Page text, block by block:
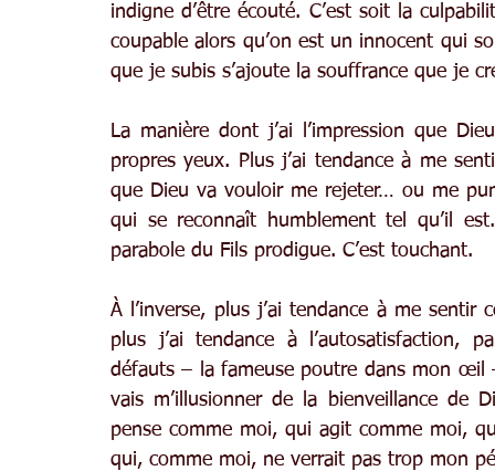
indigne d’être écouté. C’est soit la
coupable alors qu’on est un innocent qui
que je subis s’ajoute la souffrance que je
La manière dont j’ai l’impression que
propres yeux. Plus j’ai tendance à me
que Dieu va vouloir me rejeter… ou me
qui se reconnaît humblement tel qu’il
parabole du Fils prodigue. C’est touchant.
À l’inverse, plus j’ai tendance à me
plus j’ai tendance à l’autosatisfaction,
défauts – la fameuse poutre dans mon œil
vais m’illusionner de la bienveillance de
pense comme moi, qui agit comme moi,
qui, comme moi, ne verrait pas trop mon